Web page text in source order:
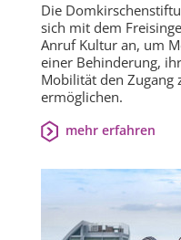
Die
sich mit dem
Anruf Kultur an, um
einer Behinderung,
Mobilität den Zugang
ermöglichen.
mehr erfahren